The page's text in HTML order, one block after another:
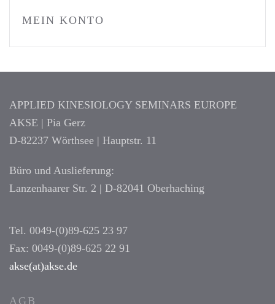
MEIN KONTO
APPLIED KINESIOLOGY SEMINARS EUROPE
AKSE | Pia Gerz
D-82237 Wörthsee | Hauptstr. 11
Büro und Auslieferung:
Lanzenhaarer Str. 2 | D-82041 Oberhaching
Tel. 0049-(0)89-625 23 97
Fax: 0049-(0)89-625 22 91
akse(at)akse.de
AGB